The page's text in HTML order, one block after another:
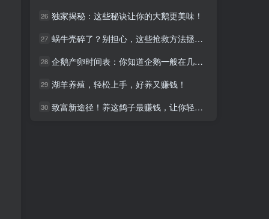
26 独家揭秘：这些秘诀让你的大鹅更美味！
27 蜗牛壳碎了？别担心，这些抢救方法拯救你的小可爱！
28 企鹅产卵时间表：你知道企鹅一般在几月份产卵吗？
29 湖羊养殖，轻松上手，好养又赚钱！
30 致富新途径！养这鸽子最赚钱，让你轻松走上人生巅峰
26 独家揭秘：这些秘诀让你的大鹅更美味！
27 蜗牛壳碎了？别担心，这些抢救方法拯救你的小可爱！
28 企鹅产卵时间表：你知道企鹅一般在几月份产卵吗？
29 湖羊养殖，轻松上手，好养又赚钱！
30 致富新途径！养这鸽子最赚钱，让你轻松走上人生巅峰